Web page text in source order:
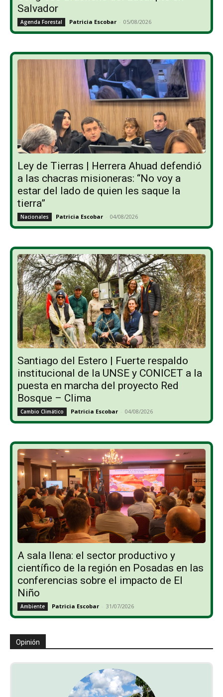
Salvador
Agenda Forestal Patricia Escobar - 05/08/2026
Ley de Tierras | Herrera Ahuad defendió
a las chacras misioneras: “No voy a
estar del lado de quien les saque la
tierra”
Nacionales Patricia Escobar - 04/08/2026
Santiago del Estero | Fuerte respaldo
institucional de la UNSE y CONICET a la
puesta en marcha del proyecto Red
Bosque – Clima
Cambio Climático Patricia Escobar - 04/08/2026
A sala llena: el sector productivo y
científico de la región en Posadas en las
conferencias sobre el impacto de El
Niño
Ambiente Patricia Escobar - 31/07/2026
Opinión